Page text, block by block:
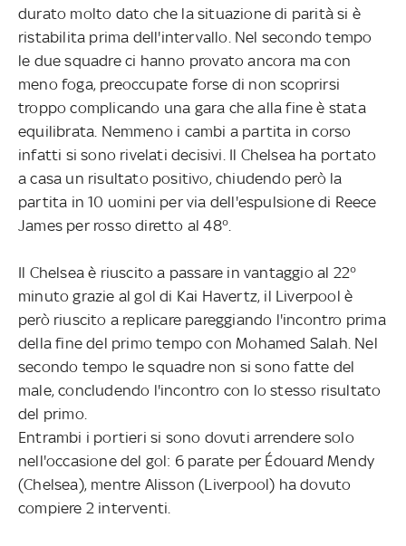
durato molto dato che la situazione di parità si è
ristabilita prima dell'intervallo. Nel secondo tempo
le due squadre ci hanno provato ancora ma con
meno foga, preoccupate forse di non scoprirsi
troppo complicando una gara che alla fine è stata
equilibrata. Nemmeno i cambi a partita in corso
infatti si sono rivelati decisivi. Il Chelsea ha portato
a casa un risultato positivo, chiudendo però la
partita in 10 uomini per via dell'espulsione di Reece
James per rosso diretto al 48°.
Il Chelsea è riuscito a passare in vantaggio al 22°
minuto grazie al gol di Kai Havertz, il Liverpool è
però riuscito a replicare pareggiando l'incontro prima
della fine del primo tempo con Mohamed Salah. Nel
secondo tempo le squadre non si sono fatte del
male, concludendo l'incontro con lo stesso risultato
del primo.
Entrambi i portieri si sono dovuti arrendere solo
nell'occasione del gol: 6 parate per Édouard Mendy
(Chelsea), mentre Alisson (Liverpool) ha dovuto
compiere 2 interventi.